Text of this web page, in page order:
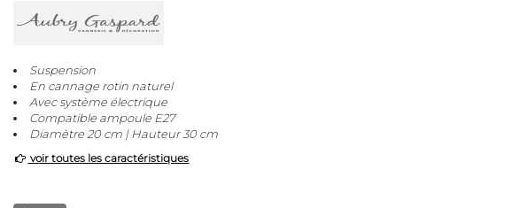
Suspension
En cannage rotin naturel
Avec système électrique
Compatible ampoule E27
Diamètre 20 cm | Hauteur 30 cm
voir toutes les caractéristiques